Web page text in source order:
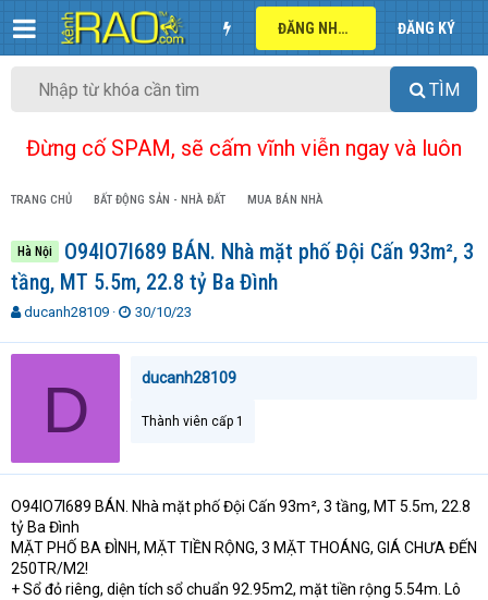
ĐĂNG NHẬP ĐĂNG KÝ
TÌM
Đừng cố SPAM, sẽ cấm vĩnh viễn ngay và luôn
TRANG CHỦ BẤT ĐỘNG SẢN - NHÀ ĐẤT MUA BÁN NHÀ
Hà Nội
O94lO7l689 BÁN. Nhà mặt phố Đội Cấn 93m², 3
tầng, MT 5.5m, 22.8 tỷ Ba Đình
T
r
a
t
e
r
ducanh28109
N
30/10/23
D ducanh28109
Thành viên cấp 1
O94lO7l689 BÁN. Nhà mặt phố Đội Cấn 93m², 3 tầng, MT 5.5m, 22.8
tỷ Ba Đình
MẶT PHỐ BA ĐÌNH, MẶT TIỀN RỘNG, 3 MẶT THOÁNG, GIÁ CHƯA ĐẾN
250TR/M2!
+ Sổ đỏ riêng, diện tích sổ chuẩn 92.95m2, mặt tiền rộng 5.54m. Lô